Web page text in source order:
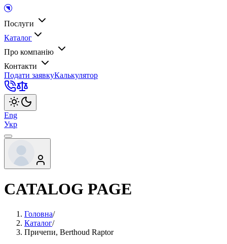
Послуги
Каталог
Про компанію
Контакти
Подати заявкуКалькулятор
Eng
Укр
CATALOG PAGE
Головна/
Каталог/
Причепи, Berthoud Raptor